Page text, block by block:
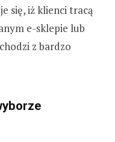
się, iż klienci tracą
e-sklepie lub
z bardzo